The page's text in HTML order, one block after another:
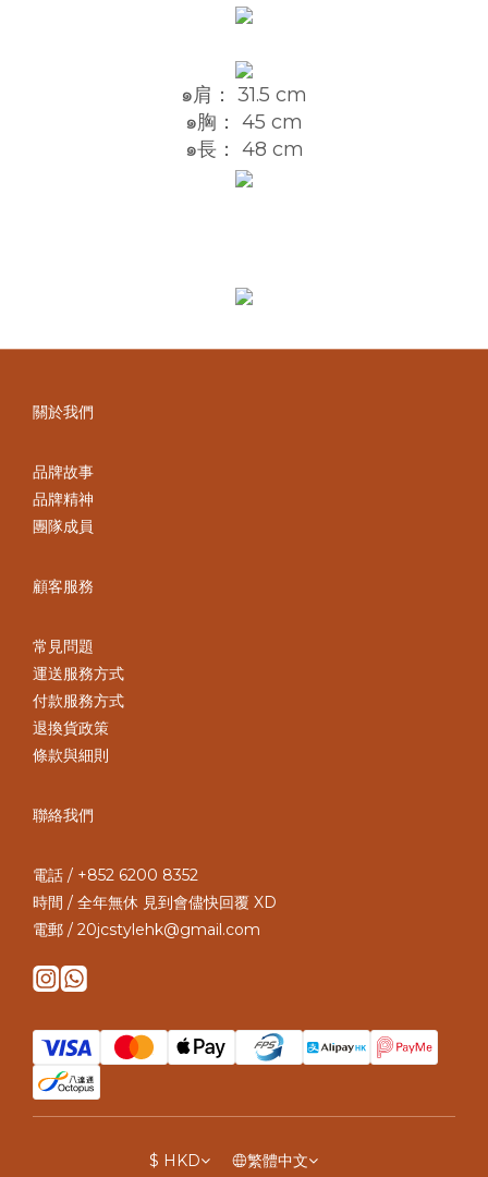
๑肩： 31.5 cm
๑胸： 45 cm
๑長： 48 cm
關於我們
品牌故事
品牌精神
團隊成員
顧客服務
常見問題
運送服務方式
付款服務方式
退換貨政策
條款與細則
聯絡我們
電話 / +852 6200 8352
時間 / 全年無休 見到會儘快回覆 XD
電郵 / 20jcstylehk@gmail.com
$ HKD 繁體中文